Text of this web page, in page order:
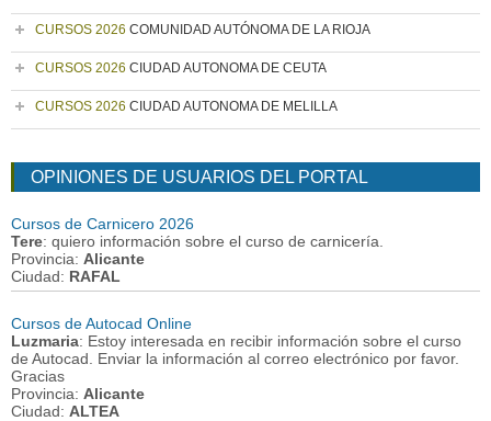
CURSOS 2026 COMUNIDAD AUTÓNOMA DE LA RIOJA
CURSOS 2026 CIUDAD AUTONOMA DE CEUTA
CURSOS 2026 CIUDAD AUTONOMA DE MELILLA
OPINIONES DE USUARIOS DEL PORTAL
Cursos de Carnicero 2026
Tere: quiero información sobre el curso de carnicería.
Provincia: Alicante
Ciudad: RAFAL
Cursos de Autocad Online
Luzmaria: Estoy interesada en recibir información sobre el curso
de Autocad. Enviar la información al correo electrónico por favor.
Gracias
Provincia: Alicante
Ciudad: ALTEA